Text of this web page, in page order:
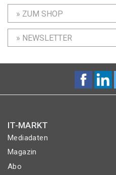
» ZUM SHOP
» NEWSLETTER
IT-MARKT
Mediadaten
Magazin
Abo